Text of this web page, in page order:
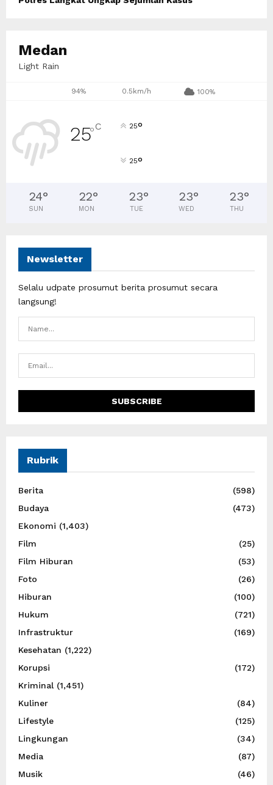
Medan
Light Rain
94% 0.5km/h 100%
25°C 25°
25°
24°
SUN
22°
MON
23°
TUE
23°
WED
23°
THU
Newsletter
Selalu udpate prosumut berita prosumut secara
langsung!
Rubrik
Berita
(598)
Budaya
(473)
Ekonomi (1,403)
Film
(25)
Film Hiburan
(53)
Foto
(26)
Hiburan
(100)
Hukum
(721)
Infrastruktur
(169)
Kesehatan (1,222)
Korupsi
(172)
Kriminal (1,451)
Kuliner
(84)
Lifestyle
(125)
Lingkungan
(34)
Media
(87)
Musik
(46)